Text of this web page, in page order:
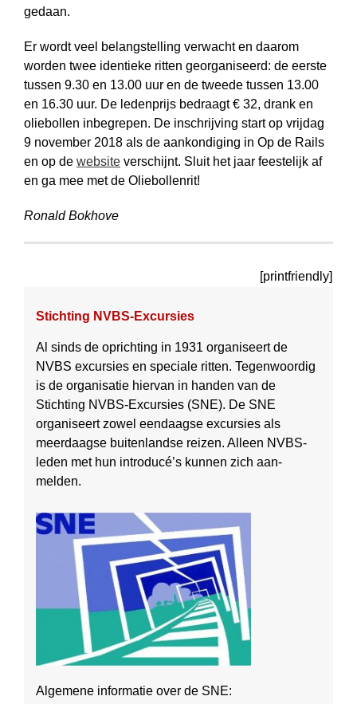
gedaan.
Er wordt veel belangstelling verwacht en daarom
worden twee identieke ritten georganiseerd: de eerste
tussen 9.30 en 13.00 uur en de tweede tussen 13.00
en 16.30 uur. De ledenprijs bedraagt € 32, drank en
oliebollen inbegrepen. De inschrijving start op vrijdag
9 november 2018 als de aankondiging in Op de Rails
en op de website verschijnt. Sluit het jaar feestelijk af
en ga mee met de Oliebollenrit!
Ronald Bokhove
[printfriendly]
Stichting NVBS-Excursies
Al sinds de oprichting in 1931 organiseert de
NVBS excursies en speciale ritten. Tegenwoordig
is de organisatie hiervan in handen van de
Stichting NVBS-Excursies (SNE). De SNE
organiseert zowel eendaagse excursies als
meerdaagse buiten­landse reizen. Alleen NVBS-
leden met hun introducé’s kunnen zich aan­
melden.
Algemene informatie over de SNE: